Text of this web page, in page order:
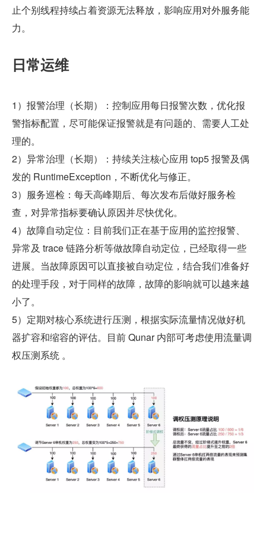
止个别线程持续占着资源无法释放，影响应用对外服务能
力。
日常运维
1）报警治理（长期）：控制应用每日报警次数，优化报
警指标配置，尽可能保证报警就是有问题的、需要人工处
理的。
2）异常治理（长期）：持续关注核心应用 top5 报警及偶
发的 RuntimeException，不断优化与修正。
3）服务巡检：每天高峰期后、每次发布后做好服务检
查，对异常指标要确认原因并尽快优化。
4）故障自动定位：目前我们正在基于应用的监控报警、
异常及 trace 链路分析等做故障自动定位，已经取得一些
进展。当故障原因可以直接被自动定位，结合我们准备好
的处理手段，对于同样的故障，故障的影响就可以越来越
小了。
5）定期对核心系统进行压测，根据实际流量情况做好机
器扩容和缩容的评估。目前 Qunar 内部可考虑使用流量调
权压测系统 。